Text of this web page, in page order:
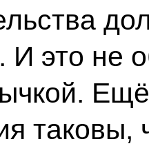
И это не
таковы,